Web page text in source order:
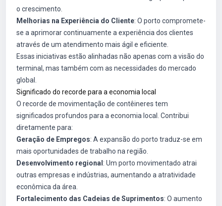
o crescimento.
Melhorias na Experiência do Cliente: O porto compromete-
se a aprimorar continuamente a experiência dos clientes
através de um atendimento mais ágil e eficiente.
Essas iniciativas estão alinhadas não apenas com a visão do
terminal, mas também com as necessidades do mercado
global.
Significado do recorde para a economia local
O recorde de movimentação de contêineres tem
significados profundos para a economia local. Contribui
diretamente para:
Geração de Empregos: A expansão do porto traduz-se em
mais oportunidades de trabalho na região.
Desenvolvimento regional : Um porto movimentado atrai
outras empresas e indústrias, aumentando a atratividade
econômica da área.
Fortalecimento das Cadeias de Suprimentos: O aumento